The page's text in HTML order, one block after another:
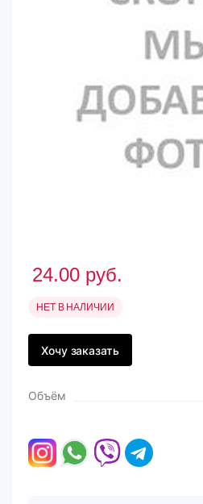
24.00 руб.
НЕТ В НАЛИЧИИ
Хочу заказать
Объём